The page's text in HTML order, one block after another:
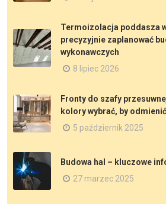
Termoizolacja poddasza
precyzyjnie zaplanować
wykonawczych
8 lipiec 2026
Fronty do szafy
kolory wybrać, by
5 październik 2025
Budowa hal – kluczowe
27 marzec 2025